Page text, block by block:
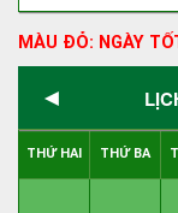
MÀU ĐỎ: NGÀY
◄
THỨ HAI THỨ BA